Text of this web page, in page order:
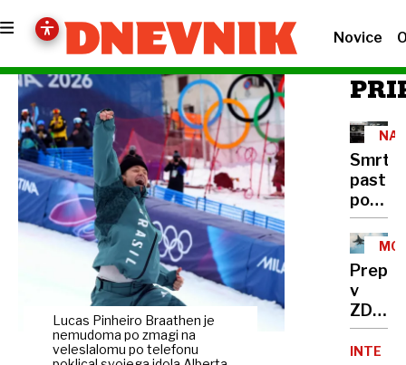
Novice
Lucas Pinheiro Braathen je
nemudoma po zmagi na
veleslalomu po telefonu
NA
past
pod
400
mrtvih
na
leto,
rešitev
v
ZDA:
Putin
bi